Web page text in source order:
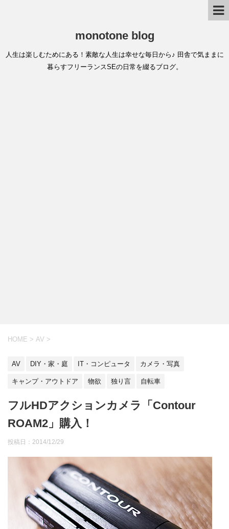
monotone blog
人生は楽しむためにある！素敵な人生は幸せな毎日から♪ 田舎で気ままに
暮らすフリーランスSEの日常を綴るブログ。
HOME > AV >
AV DIY・家・庭 IT・コンピュータ カメラ・写真
キャンプ・アウトドア 物欲 独り言 自転車
フルHDアクションカメラ「Contour
ROAM2」購入！
投稿日： 2014/12/29